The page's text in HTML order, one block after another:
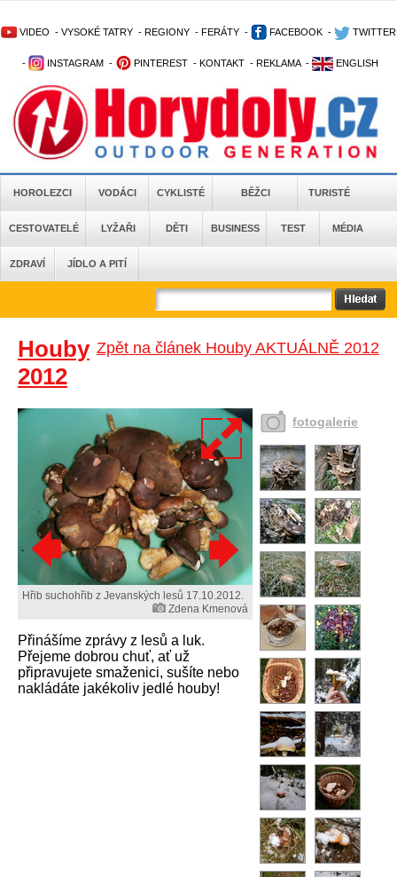
VIDEO - VYSOKÉ TATRY - REGIONY - FERÁTY - FACEBOOK - TWITTER
- INSTAGRAM - PINTEREST - KONTAKT - REKLAMA - ENGLISH
HOROLEZCI VODÁCI CYKLISTÉ BĚŽCI TURISTÉ
CESTOVATELÉ LYŽAŘI DĚTI BUSINESS TEST MÉDIA
ZDRAVÍ JÍDLO A PITÍ
Zpět na článek Houby AKTUÁLNĚ 2012
Houby
2012
Hřib suchohřib z Jevanských lesů 17.10.2012.
Zdena Kmenová
Přinášíme zprávy z lesů a luk.
Přejeme dobrou chuť, ať už
připravujete smaženici, sušíte nebo
nakládáte jakékoliv jedlé houby!
fotogalerie